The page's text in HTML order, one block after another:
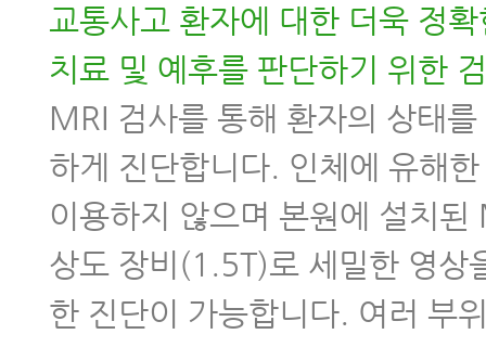
교통사고 환자에 대한 더욱 정
치료 및 예후를 판단하기 위한
MRI 검사를 통해 환자의 상태
하게 진단합니다. 인체에 유해
이용하지 않으며 본원에 설치된
상도 장비(1.5T)로 세밀한 영상
한 진단이 가능합니다. 여러 부